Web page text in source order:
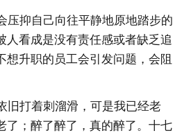
压抑自己向往平静地原地踏步的
人看成是没有责任感或者缺乏追
想升职的员工会引发问题，会阻
旧打着刺溜滑，可是我已经老
了；醉了醉了，真的醉了。十七